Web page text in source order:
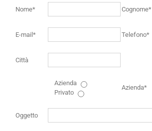
Nome* Cognome*
E-mail* Telefono*
Città
Azienda
Privato
Azienda*
Oggetto